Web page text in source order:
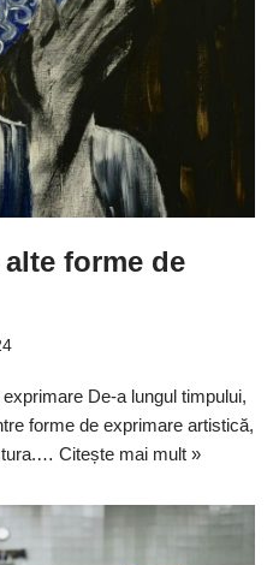
forme de
De-a lungul timpului,
forme de exprimare artistică,
Citește mai mult »